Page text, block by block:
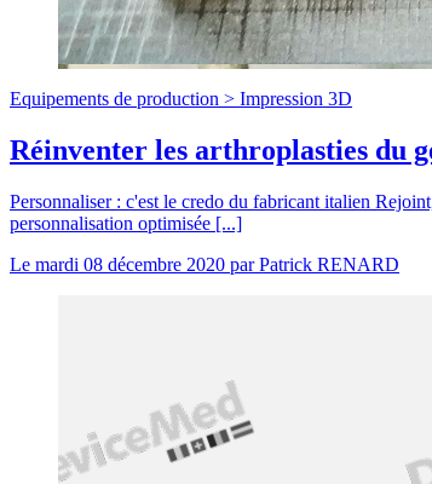
Equipements de production > Impression 3D
Réinventer les arthroplasties du
Personnaliser : c'est le credo du fabricant italien
personnalisation optimisée [...]
Le mardi 08 décembre 2020 parPatrick RENARD